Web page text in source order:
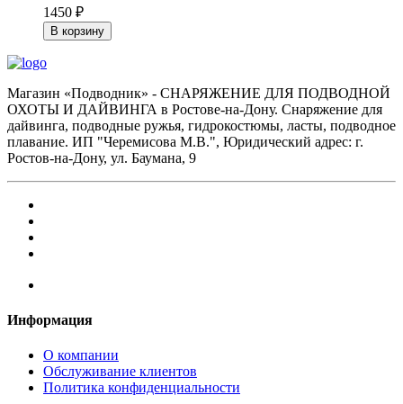
1450 ₽
В корзину
Магазин «Подводник» - СНАРЯЖЕНИЕ ДЛЯ ПОДВОДНОЙ
ОХОТЫ И ДАЙВИНГА в Ростове-на-Дону. Снаряжение для
дайвинга, подводные ружья, гидрокостюмы, ласты, подводное
плавание. ИП "Черемисова М.В.", Юридический адрес: г.
Ростов-на-Дону, ул. Баумана, 9
Информация
О компании
Обслуживание клиентов
Политика конфиденциальности